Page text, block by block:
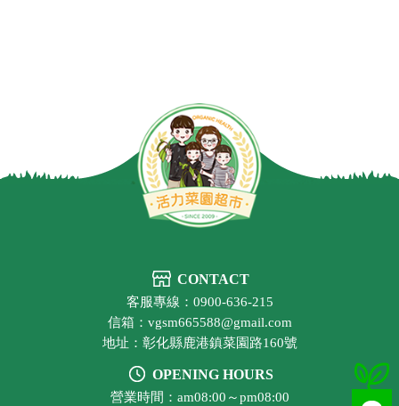
CONTACT
客服專線：0900-636-215
信箱：vgsm665588@gmail.com
地址：彰化縣鹿港鎮菜園路160號
OPENING HOURS
營業時間：am08:00～pm08:00